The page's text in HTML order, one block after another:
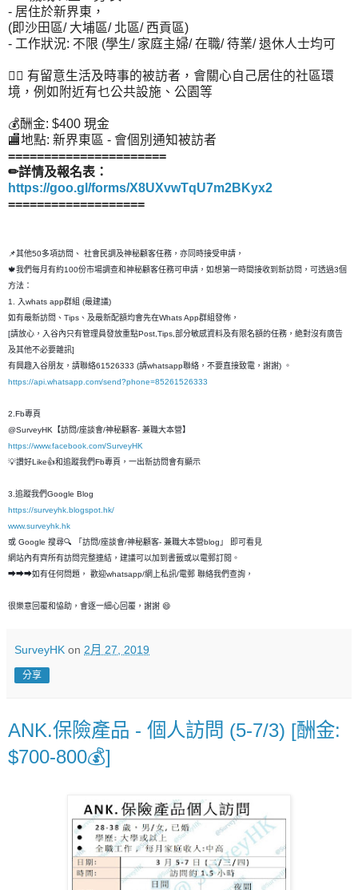
- 居住於新界東，
(即沙田區/ 大埔區/ 北區/ 西貢區)
- 工作狀況: 不限 (學生/ 家庭主婦/ 在職/ 待業/ 退休人士均可
👉🏻 有留意生活及時事的被訪者，會關心自己居住的社區環
境，例如附近有乜公共設施、公園等
💰酬金: $400 現金
🏬地點: 新界東區 - 會個別通知被訪者
======================
✏詳情及報名表：
https://goo.gl/forms/X8UXvwTqU7m2BKyx2
===================
📌其他50多項訪問、 社會民調及神秘顧客任務，亦同時接受申請，
🍁我們每月有約100份市場調查和神秘顧客任務可申請，如想第一時間接收到新訪問，可透過3個
方法：
1. 入whats app群組 (最建議)
如有最新訪問、Tips、及最新配額均會先在Whats App群組發佈，
[請放心，入谷內只有管理員發放重點Post,Tips,部分敏感資料及有限名額的任務，絶對沒有廣告
及其他不必要雜訊]
有興趣入谷朋友，請聯絡61526333 (請whatsapp聯絡，不要直接致電，謝謝) 。
https://api.whatsapp.com/send?phone=85261526333
2.Fb專頁
@SurveyHK【訪問/座談會/神秘顧客- 兼職大本營】
https://www.facebook.com/SurveyHK
💡讚好Like👍和追蹤我們Fb專頁，一出新訪問會有顯示
3.追蹤我們Google Blog
https://surveyhk.blogspot.hk/
www.surveyhk.hk
或 Google 搜尋🔍 「訪問/座談會/神秘顧客- 兼職大本營blog」 即可看見
網站內有齊所有訪問完整連結，建議可以加到書籤或以電郵訂閱。
➡➡➡如有任何問題， 歡迎whatsapp/網上私訊/電郵 聯絡我們查詢，
很樂意回覆和恊助，會逐一細心回覆，謝謝 😄
SurveyHK on 2月 27, 2019
分享
ANK.保險產品 - 個人訪問 (5-7/3) [酬金:
$700-800💰]